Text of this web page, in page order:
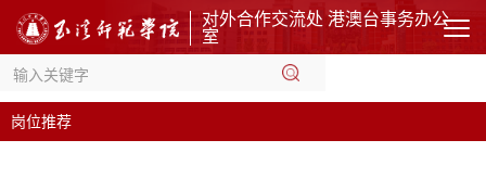
对外合作交流处 港澳台事务办公
室
岗位推荐